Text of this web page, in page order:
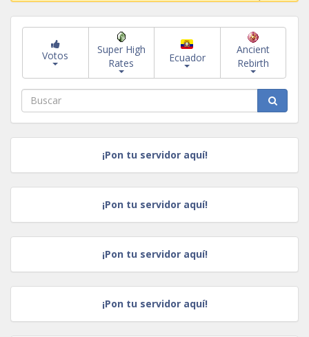
Votos
Super High
Rates
Ecuador
Ancient
Rebirth
¡Pon tu servidor aquí!
¡Pon tu servidor aquí!
¡Pon tu servidor aquí!
¡Pon tu servidor aquí!